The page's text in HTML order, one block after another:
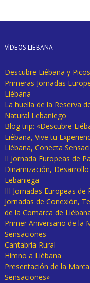
VÍDEOS LIÉBANA
Descubre Liébana y
Primeras Jornadas
Liébana
La huella de la Reserva
Natural Lebaniego
Blog trip: «Descubre
Liébana, Vive tu
Liébana, Conecta
II Jornada Europeas de
Dinamización,
Lebaniega
III Jornadas Europeas
Jornadas de Conexión,
de la Comarca de
Primer Aniversario de la
Sensaciones
Cantabria Rural
Himno a Liébana
Presentación de la
Sensaciones»